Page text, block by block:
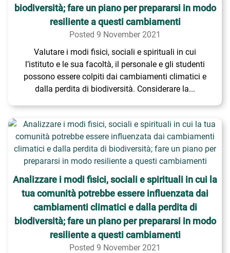
biodiversità; fare un piano per prepararsi in modo
resiliente a questi cambiamenti
Posted 9 November 2021
Valutare i modi fisici, sociali e spirituali in cui
l’istituto e le sua facoltà, il personale e gli studenti
possono essere colpiti dai cambiamenti climatici e
dalla perdita di biodiversità. Considerare la...
Analizzare i modi fisici, sociali e spirituali in cui la
tua comunità potrebbe essere influenzata dai
cambiamenti climatici e dalla perdita di
biodiversità; fare un piano per prepararsi in modo
resiliente a questi cambiamenti
Posted 9 November 2021